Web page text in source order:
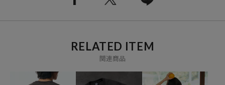
ショーツや人気のバレルパンツといったストリートテイストのアイテ
※掲載画像の商品の色味は、屋外や屋内の光の照射や角度により実物
また表示のサイズ感と実物は若干異なる場合もございますので、予め
RELATED ITEM
関連商品